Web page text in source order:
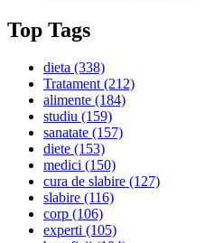
Top Tags
dieta (338)
Tratament(212)
alimente (184)
studiu (159)
sanatate (157)
diete (153)
medici (150)
cura de slabire (127)
slabire (116)
corp (106)
experti (105)